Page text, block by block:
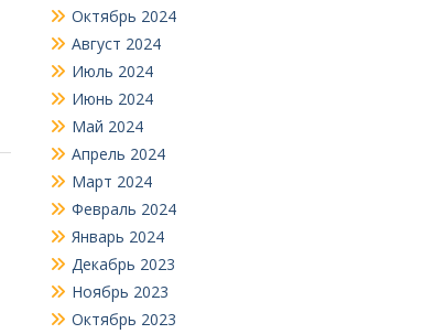
Октябрь 2024
Август 2024
Июль 2024
Июнь 2024
Май 2024
Апрель 2024
Март 2024
Февраль 2024
Январь 2024
Декабрь 2023
Ноябрь 2023
Октябрь 2023